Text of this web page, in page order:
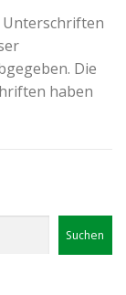
Unterschriften
Die
haben
Suchen